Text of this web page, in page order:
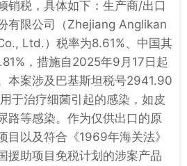
销税，具体如下：生产商/出口
有限公司（Zhejiang Anglikan
Ltd.）税率为8.61%、中国其
，措施自2025年9月17日起
本案涉及巴基斯坦税号2941.90
于治疗细菌引起的感染，如皮
路等感染。作为仅供出口的原
目以及符合《1969年海关法》
援助项目免税计划的涉案产品